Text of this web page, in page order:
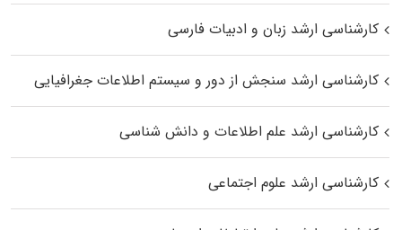
کارشناسی ارشد زبان و ادبیات فارسی
کارشناسی ارشد سنجش از دور و سیستم اطلاعات جغرافیایی
کارشناسی ارشد علم اطلاعات و دانش شناسی
کارشناسی ارشد علوم اجتماعی